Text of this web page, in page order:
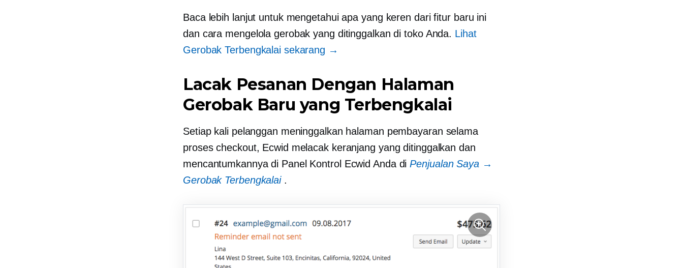
Baca lebih lanjut untuk mengetahui apa yang keren dari fitur baru ini
dan cara mengelola gerobak yang ditinggalkan di toko Anda. Lihat
Gerobak Terbengkalai sekarang →
Lacak Pesanan Dengan Halaman
Gerobak Baru yang Terbengkalai
Setiap kali pelanggan meninggalkan halaman pembayaran selama
proses checkout, Ecwid melacak keranjang yang ditinggalkan dan
mencantumkannya di Panel Kontrol Ecwid Anda diPenjualan Saya →
Gerobak Terbengkalai.